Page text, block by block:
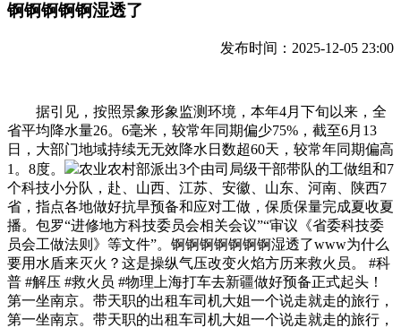
锕锕锕锕锕湿透了
发布时间：2025-12-05 23:00
据引见，按照景象形象监测环境，本年4月下旬以来，全
省平均降水量26。6毫米，较常年同期偏少75%，截至6月13
日，大部门地域持续无无效降水日数超60天，较常年同期偏高
1。8度。
农业农村部派出3个由司局级干部带队的工做组和7
个科技小分队，赴、山西、江苏、安徽、山东、河南、陕西7
省，指点各地做好抗旱预备和应对工做，保质保量完成夏收夏
播。包罗“进修地方科技委员会相关会议”“审议《省委科技委
员会工做法则》等文件”。锕锕锕锕锕锕锕湿透了www为什么
要用水盾来灭火？这是操纵气压改变火焰方历来救火员。 #科
普 #解压 #救火员 #物理上海打车去新疆做好预备正式起头！
第一坐南京。带天职的出租车司机大姐一个说走就走的旅行，
第一坐南京。带天职的出租车司机大姐一个说走就走的旅行，